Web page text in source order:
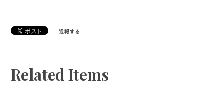
通報する
Related Items